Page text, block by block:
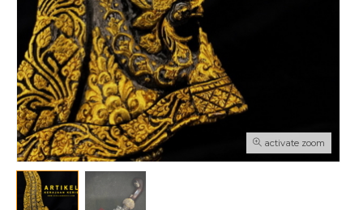
activate zoom